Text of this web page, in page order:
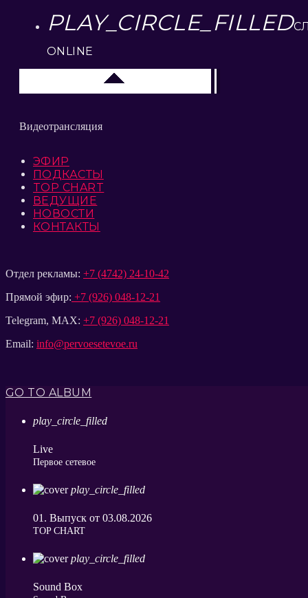
PLAY_CIRCLE_FILLED
ONLINE
Видеотрансляция
ЭФИР
ПОДКАСТЫ
TOP CHART
ВЕДУЩИЕ
НОВОСТИ
КОНТАКТЫ
Отдел рекламы: +7 (4742) 24-10-42
Прямой эфир: +7 (926) 048-12-21
Telegram, MAX: +7 (926) 048-12-21
Email: info@pervoesetevoe.ru
GO TO ALBUM
play_circle_filled
Live
Первое сетевое
play_circle_filled
01. Выпуск от 03.08.2026
ТОP CHART
play_circle_filled
Sound Box